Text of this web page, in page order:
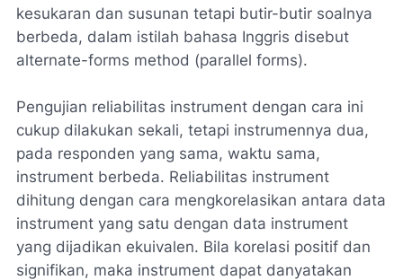
kesukaran dan susunan tetapi butir-butir soalnya
berbeda, dalam istilah bahasa Inggris disebut
alternate-forms method (parallel forms).
Pengujian reliabilitas instrument dengan cara ini
cukup dilakukan sekali, tetapi instrumennya dua,
pada responden yang sama, waktu sama,
instrument berbeda. Reliabilitas instrument
dihitung dengan cara mengkorelasikan antara data
instrument yang satu dengan data instrument
yang dijadikan ekuivalen. Bila korelasi positif dan
signifikan, maka instrument dapat danyatakan